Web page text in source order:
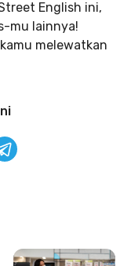
English ini,
mu lainnya!
melewatkan